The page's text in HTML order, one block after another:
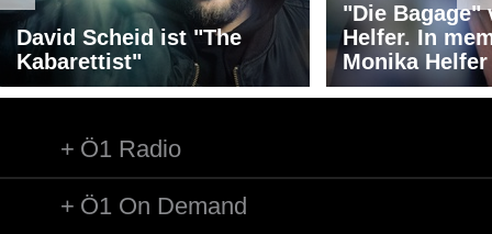
David Scheid ist "The
Kabarettist"
"Die Bagage"
Helfer. In
Monika Helfer
Ö1 Radio
Ö1 On Demand